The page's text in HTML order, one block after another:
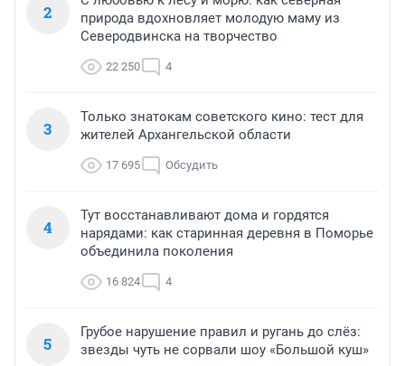
2
природа вдохновляет молодую маму из
Северодвинска на творчество
22 250 4
3
Только знатокам советского кино: тест для
жителей Архангельской области
17 695 Обсудить
4
Тут восстанавливают дома и гордятся
нарядами: как старинная деревня в Поморье
объединила поколения
16 824 4
5
Грубое нарушение правил и ругань до слёз:
звезды чуть не сорвали шоу «Большой куш»